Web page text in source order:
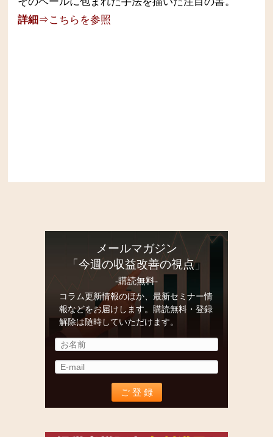
詳細⇒こちらを参照
メールマガジン
「今週の収益改善の視点」
-購読無料-
コラム更新情報のほか、最新セミナー情
報などをお届けします。購読無料・登録
解除は随時していただけます。